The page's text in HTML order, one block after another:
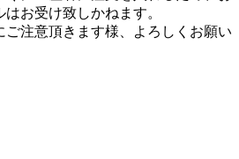
お受け致しかねます。
ご注意頂きます様、よろしくお願い